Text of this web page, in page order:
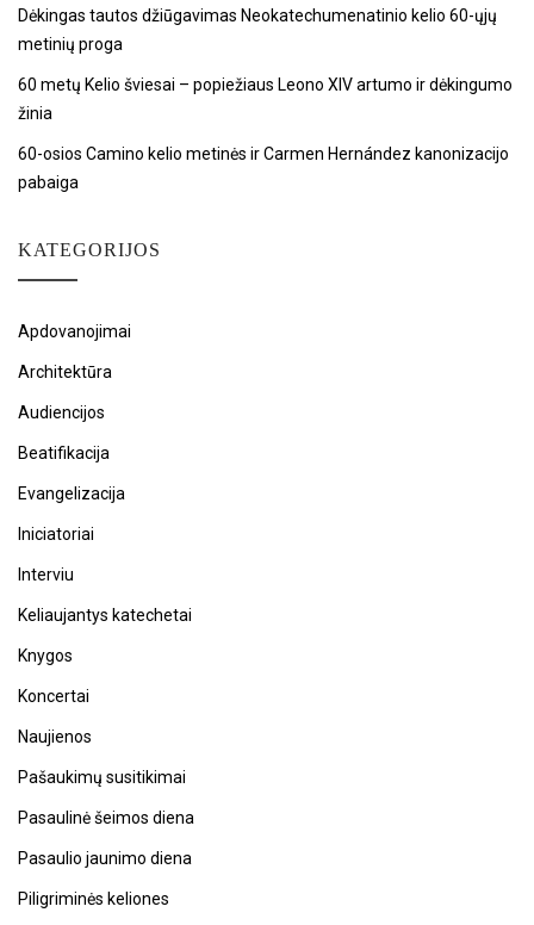
Dėkingas tautos džiūgavimas Neokatechumenatinio kelio 60-ųjų
metinių proga
60 metų Kelio šviesai – popiežiaus Leono XIV artumo ir dėkingumo
žinia
60-osios Camino kelio metinės ir Carmen Hernández kanonizacijo
pabaiga
KATEGORIJOS
Apdovanojimai
Architektūra
Audiencijos
Beatifikacija
Evangelizacija
Iniciatoriai
Interviu
Keliaujantys katechetai
Knygos
Koncertai
Naujienos
Pašaukimų susitikimai
Pasaulinė šeimos diena
Pasaulio jaunimo diena
Piligriminės keliones